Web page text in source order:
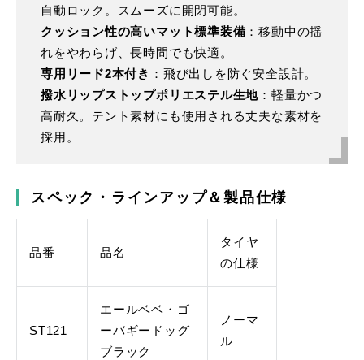
自動ロック。スムーズに開閉可能。
クッション性の高いマット標準装備 ：移動中の揺
れをやわらげ、長時間でも快適。
専用リード2本付き ：飛び出しを防ぐ安全設計。
撥水リップストップポリエステル生地 ：軽量かつ
高耐久。テント素材にも使用される丈夫な素材を
採用。
スペック・ラインアップ＆製品仕様
品番 品名
タイヤ
の仕様
ST121
エールベベ・ゴ
ーバギードッグ
ブラック
ノーマ
ル